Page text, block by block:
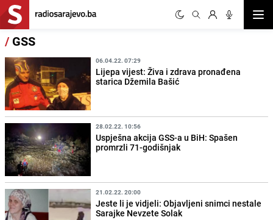
/ GSS
06.04.22. 07:29
Lijepa vijest: Živa i zdrava pronađena
starica Džemila Bašić
28.02.22. 10:56
Uspješna akcija GSS-a u BiH: Spašen
promrzli 71-godišnjak
21.02.22. 20:00
Jeste li je vidjeli: Objavljeni snimci nestale
Sarajke Nevzete Solak